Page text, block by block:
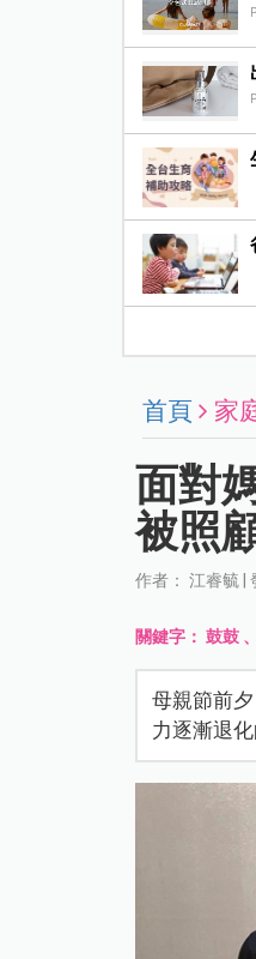
首頁 家
面對
被照
作者： 江睿毓 |
關鍵字：鼓鼓
母親節前
力逐漸退